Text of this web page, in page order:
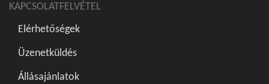
KAPCSOLATFELVÉTEL
Elérhetőségek
Üzenetküldés
Állásajánlatok